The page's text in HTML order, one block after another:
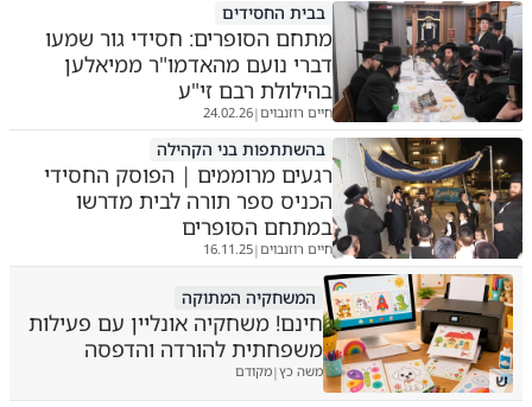
בבית החסידים
מתחם הסופרים: חסידי גור שמעו
דברי נועם מהאדמו"ר ממיאלען
בהילולת רבם זי"ע
חיים רוזנבוים|
24.02.26
בהשתתפות בני הקהילה
רגעים מרוממים | הפוסק החסידי
הכניס ספר תורה לבית מדרשו
במתחם הסופרים
חיים רוזנבוים|
16.11.25
ש
המשחקיה המתוקה
חינם! משחקיה אונליין עם פעילות
משפחתית להורדה והדפסה
משה כץ|מקודם